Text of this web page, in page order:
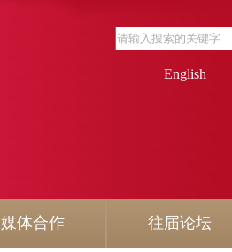
English
媒体合作 往届论坛